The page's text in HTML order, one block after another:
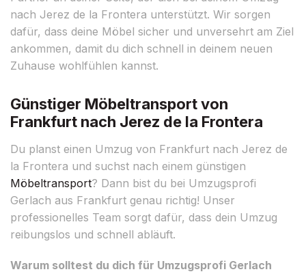
nach Jerez de la Frontera unterstützt. Wir sorgen
dafür, dass deine Möbel sicher und unversehrt am Ziel
ankommen, damit du dich schnell in deinem neuen
Zuhause wohlfühlen kannst.
Günstiger Möbeltransport von
Frankfurt nach Jerez de la Frontera
Du planst einen Umzug von Frankfurt nach Jerez de
la Frontera und suchst nach einem günstigen
Möbeltransport? Dann bist du bei Umzugsprofi
Gerlach aus Frankfurt genau richtig! Unser
professionelles Team sorgt dafür, dass dein Umzug
reibungslos und schnell abläuft.
Warum solltest du dich für Umzugsprofi Gerlach